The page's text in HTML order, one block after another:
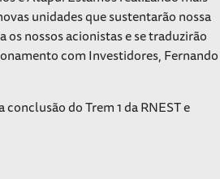
unidades que sustentarão nossa
nossos acionistas e se traduzirão
com Investidores, Fernando
do Trem 1 da RNEST e